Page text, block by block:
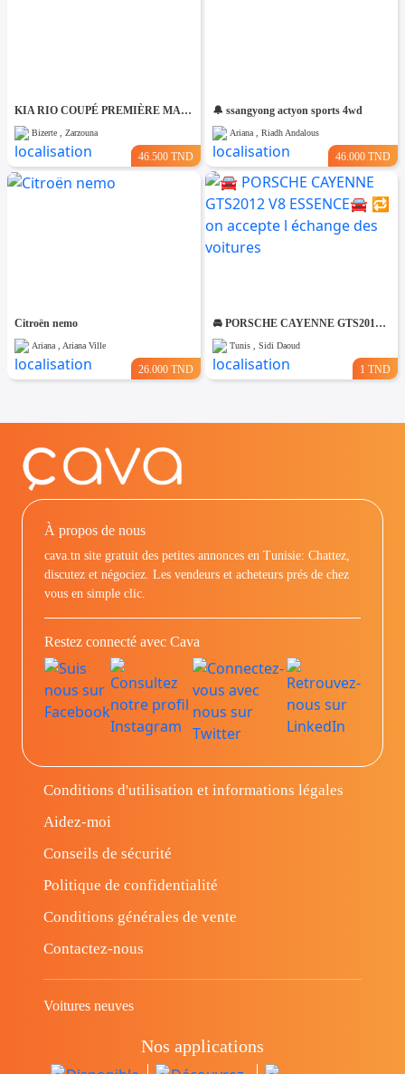
KIA RIO COUPÉ PREMIÈRE MAIN TRÈS PROPRE
Bizerte , Zarzouna
46.500 TND
🔔 ssangyong actyon sports 4wd
Ariana , Riadh Andalous
46.000 TND
Citroën nemo
Ariana , Ariana Ville
26.000 TND
🚘 PORSCHE CAYENNE GTS2012 V8 ESSENCE🚘 🔁 on accepte l échange des voitures
Tunis , Sidi Daoud
1 TND
À propos de nous
cava.tn site gratuit des petites annonces en Tunisie: Chattez,
discutez et négociez. Les vendeurs et acheteurs prés de chez
vous en simple clic.
Restez connecté avec Cava
Conditions d'utilisation et informations légales
Aidez-moi
Conseils de sécurité
Politique de confidentialité
Conditions générales de vente
Contactez-nous
Voitures neuves
Nos applications